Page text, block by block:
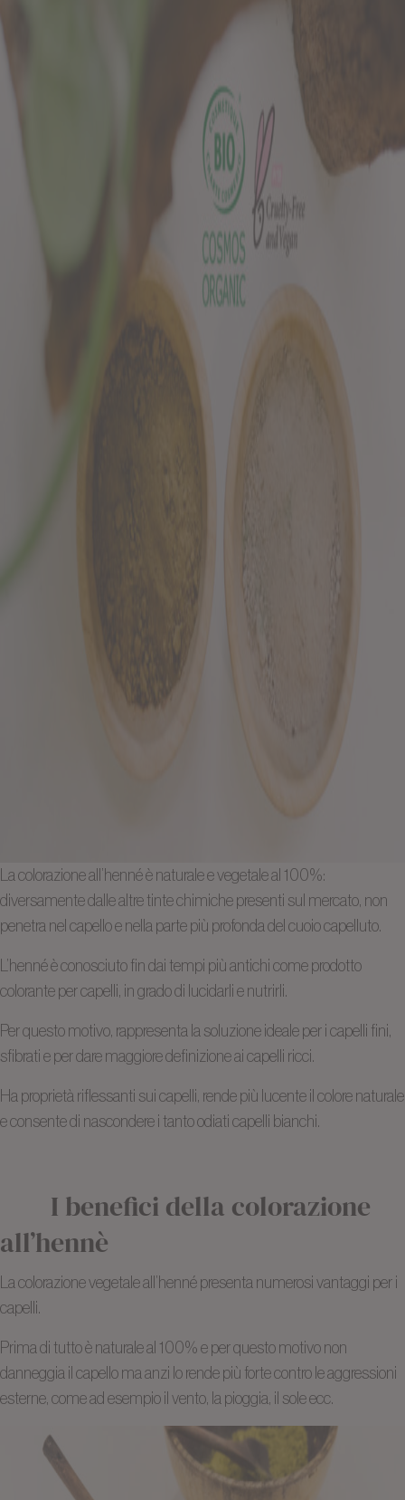
La colorazione all’henné è naturale e vegetale al 100%:
diversamente dalle altre tinte chimiche presenti sul mercato, non
penetra nel capello e nella parte più profonda del cuoio capelluto.
L’henné è conosciuto fin dai tempi più antichi come prodotto
colorante per capelli, in grado di lucidarli e nutrirli.
Per questo motivo, rappresenta la soluzione ideale per i capelli fini,
sfibrati e per dare maggiore definizione ai capelli ricci.
Ha proprietà riflessanti sui capelli, rende più lucente il colore naturale
e consente di nascondere i tanto odiati capelli bianchi.
I benefici della colorazione
all’hennè
La colorazione vegetale all’henné presenta numerosi vantaggi per i
capelli.
Prima di tutto è naturale al 100% e per questo motivo non
danneggia il capello ma anzi lo rende più forte contro le aggressioni
esterne, come ad esempio il vento, la pioggia, il sole ecc.